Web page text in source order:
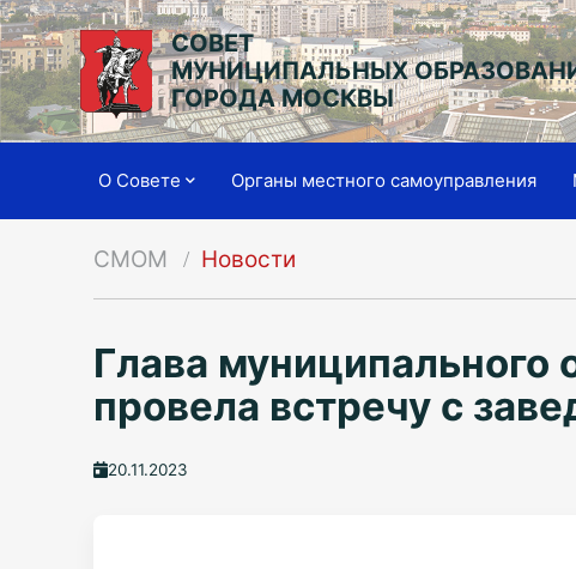
СОВЕТ
МУНИЦИПАЛЬНЫХ
ГОРОДА МОСКВЫ
О Совете Органы местного самоуправления
СМОМ Новости
Глава
провела встречу с
20.11.2023